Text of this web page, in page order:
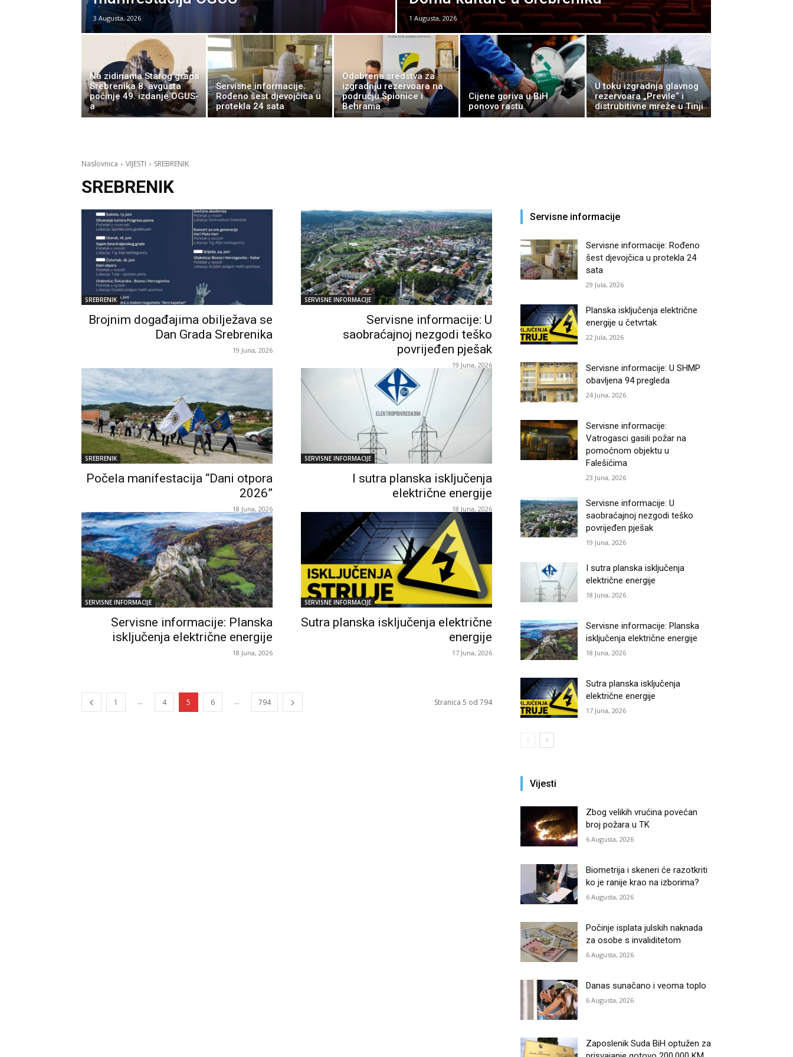
3 Augusta, 2026 1 Augusta, 2026
Na zidinama Starog grada
Srebrenika 8. avgusta
počinje 49. izdanje OGUS-
a
Servisne informacije:
Rođeno šest djevojčica u
protekla 24 sata
Odobrena sredstva za
izgradnju rezervoara na
području Špionice i
Behrama
Cijene goriva u BiH
ponovo rastu
U toku izgradnja glavnog
rezervoara „Previle“ i
distrubitivne mreže u Tinji
Naslovnica VIJESTI SREBRENIK
SREBRENIK
SREBRENIK
Brojnim događajima obilježava se
Dan Grada Srebrenika
19 Juna, 2026
SERVISNE INFORMACIJE
Servisne informacije: U
saobraćajnoj nezgodi teško
povrijeđen pješak
19 Juna, 2026
SREBRENIK
Počela manifestacija “Dani otpora
2026”
18 Juna, 2026
SERVISNE INFORMACIJE
I sutra planska isključenja
električne energije
18 Juna, 2026
SERVISNE INFORMACIJE
Servisne informacije: Planska
isključenja električne energije
18 Juna, 2026
SERVISNE INFORMACIJE
Sutra planska isključenja električne
energije
17 Juna, 2026
1 ... 4 5 6 ... 794 Stranica 5 od 794
Servisne informacije
Servisne informacije: Rođeno
šest djevojčica u protekla 24
sata
29 Jula, 2026
Planska isključenja električne
energije u četvrtak
22 Jula, 2026
Servisne informacije: U SHMP
obavljena 94 pregleda
24 Juna, 2026
Servisne informacije:
Vatrogasci gasili požar na
pomoćnom objektu u
Falešićima
23 Juna, 2026
Servisne informacije: U
saobraćajnoj nezgodi teško
povrijeđen pješak
19 Juna, 2026
I sutra planska isključenja
električne energije
18 Juna, 2026
Servisne informacije: Planska
isključenja električne energije
18 Juna, 2026
Sutra planska isključenja
električne energije
17 Juna, 2026
Vijesti
Zbog velikih vrućina povećan
broj požara u TK
6 Augusta, 2026
Biometrija i skeneri će razotkriti
ko je ranije krao na izborima?
6 Augusta, 2026
Počinje isplata julskih naknada
za osobe s invaliditetom
6 Augusta, 2026
Danas sunačano i veoma toplo
6 Augusta, 2026
Zaposlenik Suda BiH optužen za